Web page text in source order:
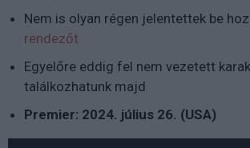
Nem is olyan régen jelentettek be
rendezőt
Egyelőre eddig fel nem vezetett
találkozhatunk majd
Premier: 2024. július 26. (USA)